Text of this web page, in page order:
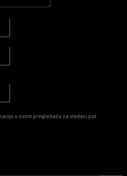
Ime:*
Email:*
Sajt:
u ovom pregledaču za sledeći put.